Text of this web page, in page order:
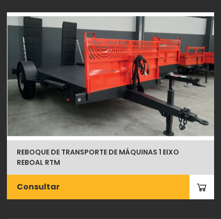
REBOQUE DE TRANSPORTE DE MÁQUINAS 1 EIXO
REBOAL RTM
Consultar